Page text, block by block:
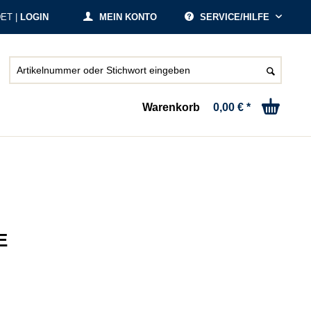
SERVICE/HILFE
MEIN KONTO
| LOGIN
Warenkorb 0,00 € *